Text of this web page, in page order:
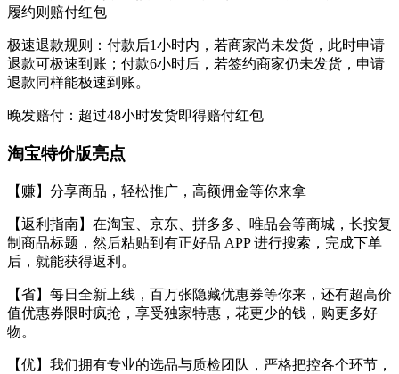
履约则赔付红包
极速退款规则：付款后1小时内，若商家尚未发货，此时申请
退款可极速到账；付款6小时后，若签约商家仍未发货，申请
退款同样能极速到账。
晚发赔付：超过48小时发货即得赔付红包
淘宝特价版亮点
【赚】分享商品，轻松推广，高额佣金等你来拿
【返利指南】在淘宝、京东、拼多多、唯品会等商城，长按复
制商品标题，然后粘贴到有正好品 APP 进行搜索，完成下单
后，就能获得返利。
【省】每日全新上线，百万张隐藏优惠券等你来，还有超高价
值优惠券限时疯抢，享受独家特惠，花更少的钱，购更多好
物。
【优】我们拥有专业的选品与质检团队，严格把控各个环节，